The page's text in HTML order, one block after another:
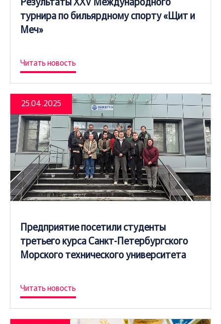
Результаты XXV Международного
турнира по бильярдному спорту «Щит и
Меч»
Читать новость
25.04.2025
Предприятие посетили студенты
третьего курса Санкт-Петербургского
Морского технического университета
Читать новость